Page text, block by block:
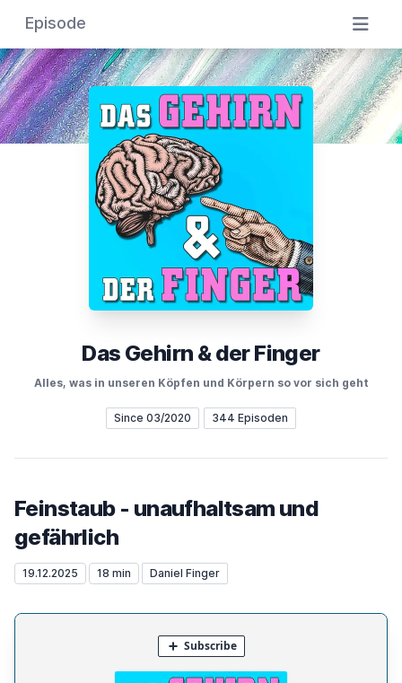
Episode
Das Gehirn & der Finger
Alles, was in unseren Köpfen und Körpern so vor sich geht
Since 03/2020 344 Episoden
Feinstaub - unaufhaltsam und
gefährlich
19.12.2025 18 min Daniel Finger